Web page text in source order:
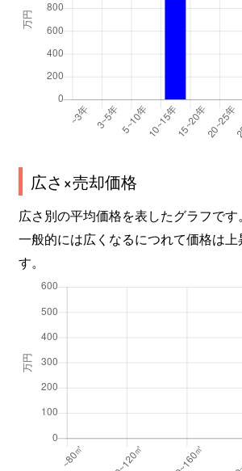
広さ×売却価格
広さ別の平均価格を表したグラフです。
一般的には広くなるにつれて価格は上
す。